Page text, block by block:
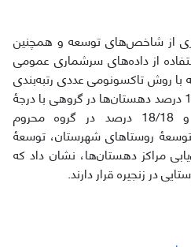
از شاخص‌های توسعه و همچنین
از داده‌های سرشماری عمومی
منطقه با روش تاکسونومی عددی رتبه‌بندی
و درجۀ توسعه‌یافتگی آن‌ها تعیین و تحلیل شد. نتایج تحقیق نشان داد که 18/18 درصد دهستان‌ها در گروهی با درجۀ
توسعه‌یافتگی بسیار زیاد، 63/63 درصد درجۀ توسعه‌یافتگی متوسط و 18/18 درصد در گروه محروم
روستاهای شهرستان، توسعۀ
مراکز دهستان‌ها، نشان داد که
در زنجیره قرار دارند.